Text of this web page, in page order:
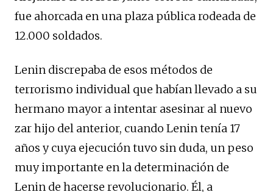
fue ahorcada en una plaza pública rodeada de
12.000 soldados.
Lenin discrepaba de esos métodos de
terrorismo individual que habían llevado a su
hermano mayor a intentar asesinar al nuevo
zar hijo del anterior, cuando Lenin tenía 17
años y cuya ejecución tuvo sin duda, un peso
muy importante en la determinación de
Lenin de hacerse revolucionario. Él, a